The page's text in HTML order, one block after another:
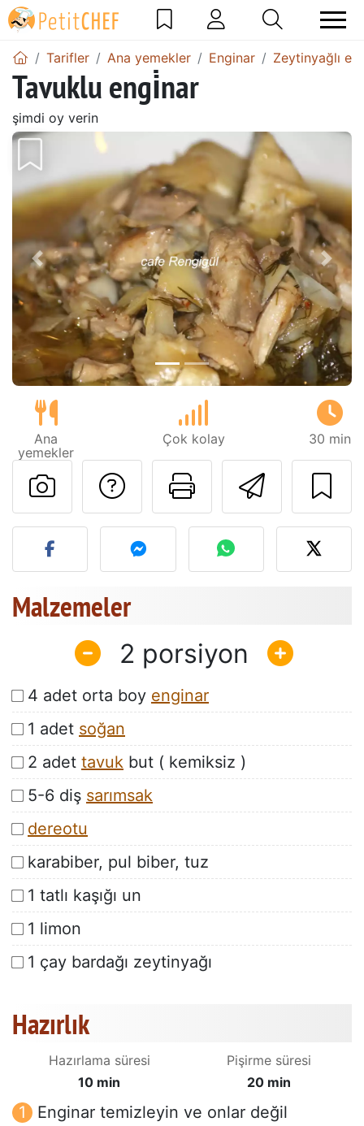
Tarifler Ana yemekler Enginar Zeytinyağlı
Tavuklu engi̇nar
şimdi oy verin
Önceki
Ana
yemekler
Çok kolay 30 min
Bu sayfayı
Tarif sahibine bir
Bu tarifin fotoğrafını
Malzemeler
2
4 adet orta boy enginar
1 adet soğan
2 adet tavuk but ( kemiksiz )
5-6 diş sarımsak
dereotu
karabiber, pul biber, tuz
1 tatlı kaşığı un
1 limon
1 çay bardağı zeytinyağı
Hazırlık
Hazırlama süresi
10 min
Pişirme süresi
20 min
Enginar temizleyin ve onlar değil